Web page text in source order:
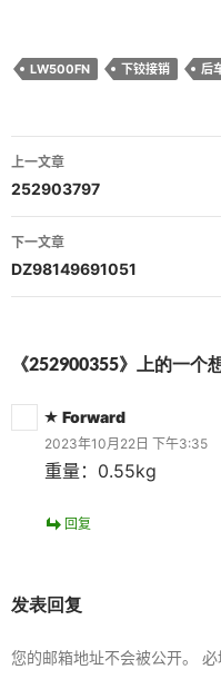
LW500FN 下铰接销 后
文
章
导
航
上一文章
252903797
下一文章
DZ98149691051
《252900355》上的一个
Forward
2023年10月22日 下午3:35
重量：0.55kg
回复
发表回复
您的邮箱地址不会被公开。 必